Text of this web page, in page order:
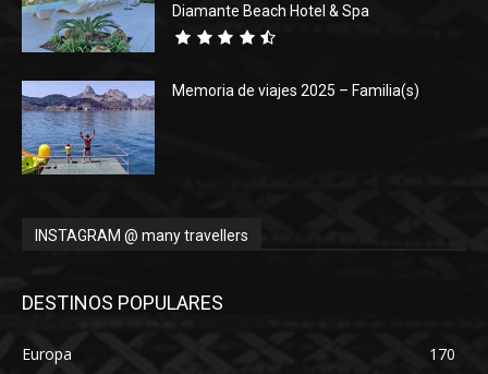
Diamante Beach Hotel & Spa
Memoria de viajes 2025 – Familia(s)
INSTAGRAM @ many travellers
DESTINOS POPULARES
Europa
170